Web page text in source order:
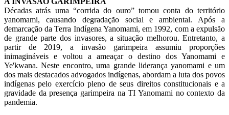
Décadas atrás uma “corrida do ouro” tomou conta do território
yanomami, causando degradação social e ambiental. Após a
demarcação da Terra Indígena Yanomami, em 1992, com a expulsão
de grande parte dos invasores, a situação melhorou. Entretanto, a
partir de 2019, a invasão garimpeira assumiu proporções
inimagináveis e voltou a ameaçar o destino dos Yanomami e
Ye'kwana. Neste encontro, uma grande liderança yanomami e um
dos mais destacados advogados indígenas, abordam a luta dos povos
indígenas pelo exercício pleno de seus direitos constitucionais e a
gravidade da presença garimpeira na TI Yanomami no contexto da
pandemia.